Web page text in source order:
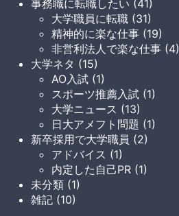
事務職に転職したい (41)
大学職員に転職 (31)
精神的に楽な仕事 (19)
非営利法人で楽な仕事 (4)
大学ネタ (15)
AO入試 (1)
スポーツ推薦入試 (1)
大学ニュース (13)
日大アメフト問題 (1)
新卒採用で大学職員 (2)
アドバイス (1)
内定した自己PR (1)
未分類 (1)
雑記 (10)